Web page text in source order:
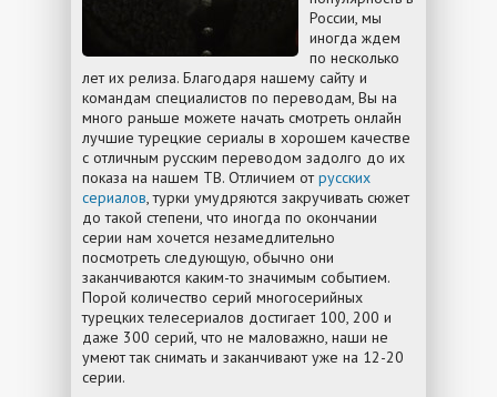
России, мы
иногда ждем
по несколько
лет их релиза. Благодаря нашему сайту и
командам специалистов по переводам, Вы на
много раньше можете начать смотреть онлайн
лучшие турецкие сериалы в хорошем качестве
с отличным русским переводом задолго до их
показа на нашем ТВ. Отличием отрусских
сериалов, турки умудряются закручивать сюжет
до такой степени, что иногда по окончании
серии нам хочется незамедлительно
посмотреть следующую, обычно они
заканчиваются каким-то значимым событием.
Порой количество серий многосерийных
турецких телесериалов достигает 100, 200 и
даже 300 серий, что не маловажно, наши не
умеют так снимать и заканчивают уже на 12-20
серии.